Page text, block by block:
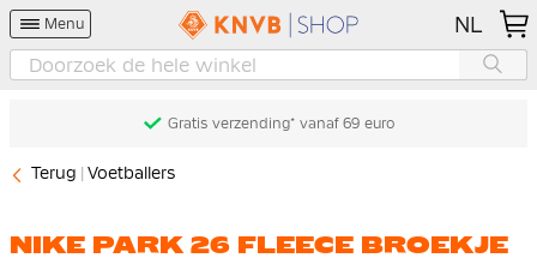
Menu NL
Gratis verzending* vanaf 69 euro
Terug Voetballers
NIKE PARK 26 FLEECE BROEKJE